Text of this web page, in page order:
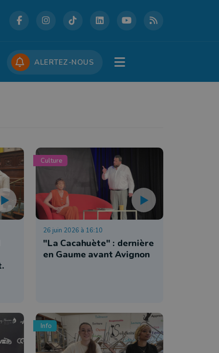
CONCOURS JOBS
ALERTEZ-NOUS
Culture
26 juin 2026 à 16:10
"La Cacahuète" : dernière
en Gaume avant Avignon
Info